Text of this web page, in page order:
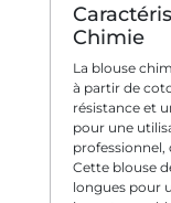
Chimie
La blouse
à partir de
résistance et
pour une
professionnel,
Cette blouse
longues pour